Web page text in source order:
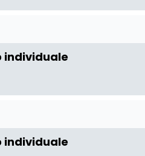
individuale
individuale